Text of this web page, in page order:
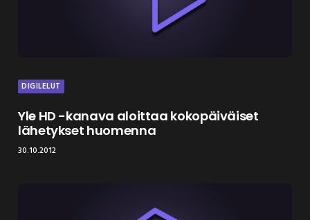
DIGILELUT
Yle HD -kanava aloittaa kokopäiväiset
lähetykset huomenna
30.10.2012